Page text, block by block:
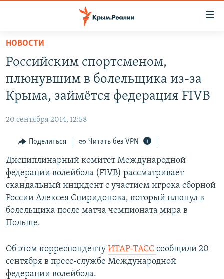
Вернуться
основному
содержанию
Вернутся
главной
навигации
Вернутся
поиску
11 ЛЕТ ОККУПАЦИИ КРЫМА. 11 ИСТОРИЙ СОПРОТИВЛЕНИЯ
ВОДА
ЕЩЕ
ИНТЕРАКТИВ
ИНФОГРАФИКА
ТЕЛЕПРОЕКТ КРЫМ.РЕАЛИИ
СОВЕТЫ ПРАВОЗАЩИТНИКОВ
ПРОПАВШИЕ БЕЗ ВЕСТИ
КРЫМ.НЕПОКОРЕННЫЙ
РАДІО СВОБОДА
КАК ОБОЙТИ БЛОКИРОВКУ
Українською
Qırımtatar
НОВОСТИ
Российским спортсменом,
плюнувшим в болельщика из-за
Крыма, займётся федерация FIVB
20 сентября 2014, 12:58
Поделиться Читать без VPN
Дисциплинарный комитет Международной
федерации волейбола (FIVB) рассматривает
скандальный инцидент с участием игрока сборной
России Алексея Спиридонова, который плюнул в
болельщика после матча чемпионата мира в
Польше.
Об этом корреспонденту ИТАР-ТАСС сообщили 20
сентября в пресс-службе Международной
федерации волейбола.